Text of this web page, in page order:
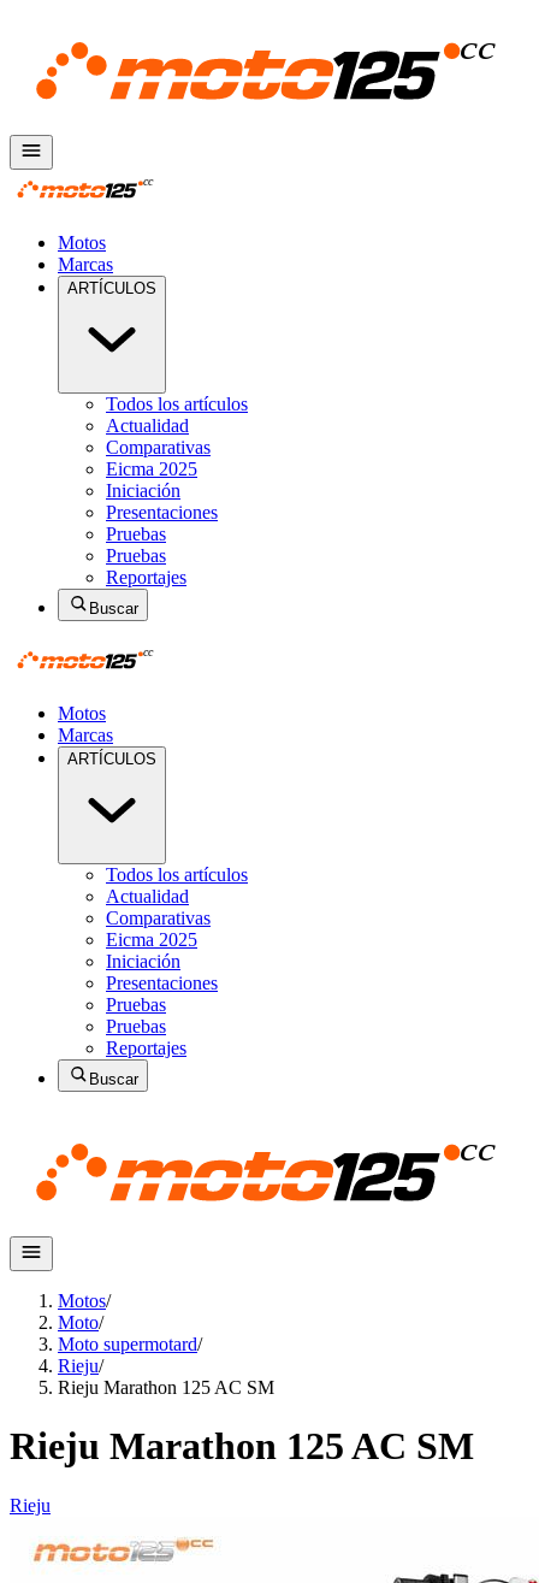
Motos
Marcas
ARTÍCULOS
Todos los artículos
Actualidad
Comparativas
Eicma 2025
Iniciación
Presentaciones
Pruebas
Pruebas
Reportajes
Buscar
Motos
Marcas
ARTÍCULOS
Todos los artículos
Actualidad
Comparativas
Eicma 2025
Iniciación
Presentaciones
Pruebas
Pruebas
Reportajes
Buscar
Motos/
Moto/
Moto supermotard/
Rieju/
Rieju Marathon 125 AC SM
Rieju Marathon 125 AC SM
Rieju